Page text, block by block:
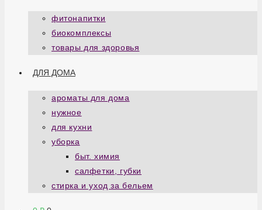
фитонапитки
биокомплексы
товары для здоровья
ДЛЯ ДОМА
ароматы для дома
нужное
для кухни
уборка
быт. химия
салфетки, губки
стирка и уход за бельем